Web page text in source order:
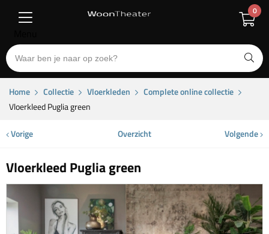
0
Home Collectie Vloerkleden
Complete online collectie
Vloerkleed Puglia green
Vorige Overzicht Volgende
Vloerkleed Puglia green